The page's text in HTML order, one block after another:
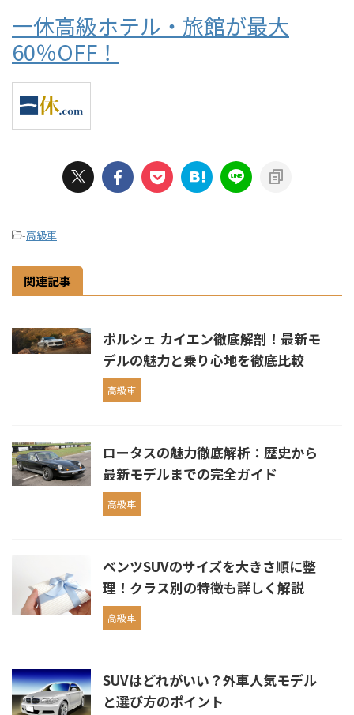
一休高級ホテル・旅館が最大
60％OFF！
-高級車
関連記事
ポルシェ カイエン徹底解剖！最新モ
デルの魅力と乗り心地を徹底比較
高級車
ロータスの魅力徹底解析：歴史から
最新モデルまでの完全ガイド
高級車
ベンツSUVのサイズを大きさ順に整
理！クラス別の特徴も詳しく解説
高級車
SUVはどれがいい？外車人気モデル
と選び方のポイント